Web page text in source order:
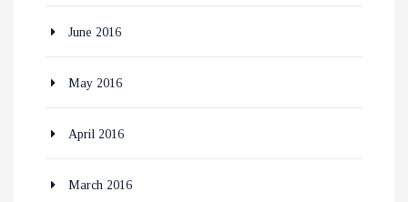
June 2016
May 2016
April 2016
March 2016